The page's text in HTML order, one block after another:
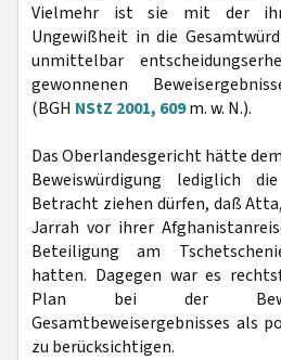
Vielmehr ist sie mit der ihr
Ungewißheit in die
unmittelbar
gewonnenen
(BGH NStZ 2001, 609m. w. N.).
Das Oberlandesgericht hätte
Beweiswürdigung lediglich
Betracht ziehen dürfen, daß
Jarrah vor ihrer
Beteiligung am
hatten. Dagegen war es
Plan bei der
Gesamtbeweisergebnisses als
zu berücksichtigen.